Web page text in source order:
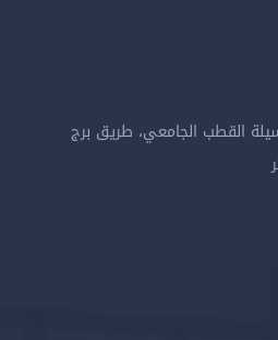
القطب الجامعي، طريق برج